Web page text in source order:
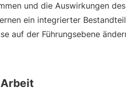
und die Auswirkungen
ein integrierter
auf der Führungsebene